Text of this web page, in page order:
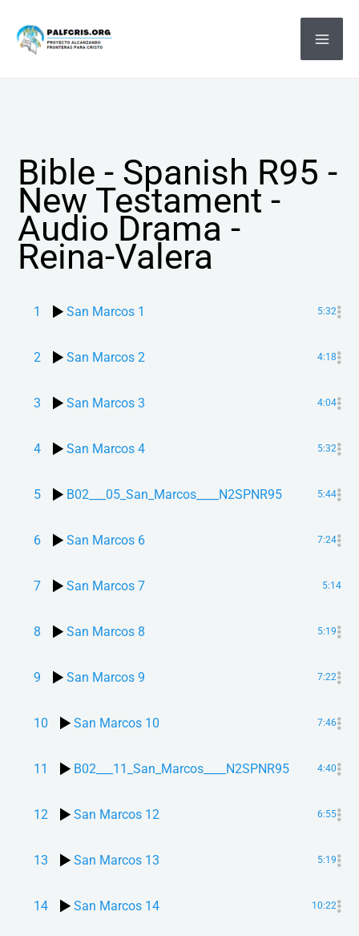
Bible - Spanish R95 -
New Testament -
Audio Drama -
Reina-Valera
1 San Marcos 1 5:32
2 San Marcos 2 4:18
3 San Marcos 3 4:04
4 San Marcos 4 5:32
5 B02___05_San_Marcos____N2SPNR95 5:44
6 San Marcos 6 7:24
7 San Marcos 7 5:14
8 San Marcos 8 5:19
9 San Marcos 9 7:22
10 San Marcos 10 7:46
11 B02___11_San_Marcos____N2SPNR95 4:40
12 San Marcos 12 6:55
13 San Marcos 13 5:19
14 San Marcos 14 10:22